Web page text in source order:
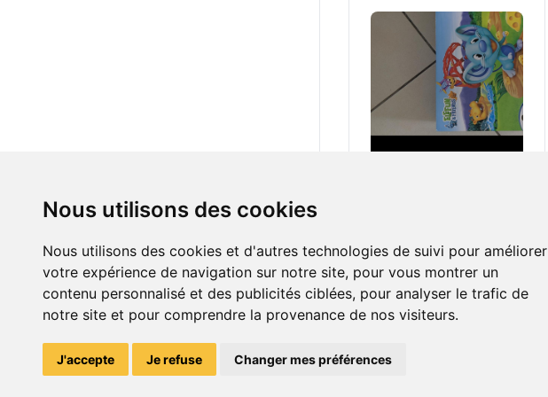
Nous utilisons des cookies
Nous utilisons des cookies et d'autres technologies de suivi pour améliorer
votre expérience de navigation sur notre site, pour vous montrer un
contenu personnalisé et des publicités ciblées, pour analyser le trafic de
notre site et pour comprendre la provenance de nos visiteurs.
J'accepte Je refuse Changer mes préférences